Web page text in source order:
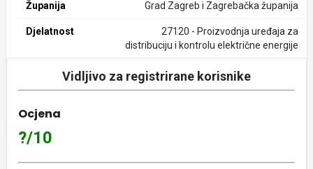
Županija Grad Zagreb i Zagrebačka županija
Djelatnost
27120 - Proizvodnja uređaja za
distribuciju i kontrolu električne energije
Vidljivo za registrirane korisnike
Ocjena
?/10